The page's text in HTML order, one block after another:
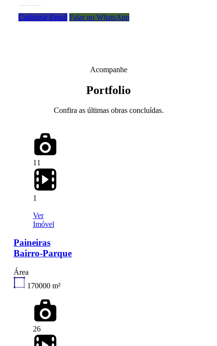
Cadastrar Email Falar no WhatsApp
Acompanhe
Portfolio
Confira as últimas obras concluídas.
11
1
Ver
Imóvel
Paineiras
Bairro-Parque
Área
170000 m²
26